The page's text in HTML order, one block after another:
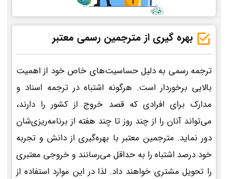
بهره گیری از مترجمین رسمی معتبر
ترجمه رسمی به دلیل حساسیت‌های خاص خود از اهمیت
بالایی برخوردار است. هرگونه اشتباه در ترجمه اسناد و
مدارک برای افرادی که قصد خروج از کشور را دارند،
می‌تواند آنان را از چند روز تا چند هفته از برنامه‌ریزی‌شان
دور نماید. مترجمین معتبر با بهره‌گیری از دانش و تجربه
خود درصد اشتباه را به حداقل می‌رسانند و خروجی معتبری
را تحویل مشتری خواهند داد. لذا در این موارد استفاده از